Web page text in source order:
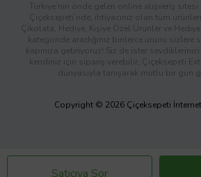
Satıcıya Sor
Türkiye’nin önde gelen online alışveriş
Çiçeksepeti’nde, ihtiyacınız olan tüm
Çikolata, Hediye, Kişiye Özel Ürünler ve
kategoride aradığınız binlerce ürünü sizlere
kapınıza getiriyoruz! Siz de ister
kendiniz için sipariş verebilir; Çiçeksepeti
dünyasıyla tanışarak mutlu bir gün
Copyright © 2026 Çiçeksepeti